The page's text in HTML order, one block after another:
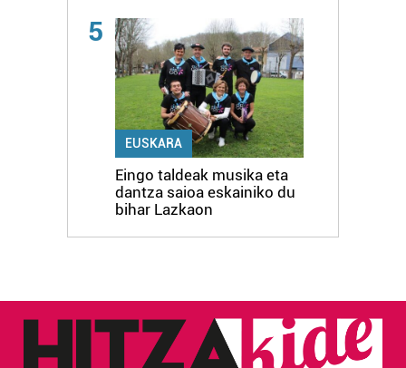
5
EUSKARA
Eingo taldeak musika eta
dantza saioa eskainiko du
bihar Lazkaon